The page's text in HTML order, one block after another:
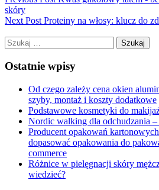
skóry
Next Post Proteiny na włosy: klucz do
Szukaj:
Ostatnie wpisy
Od czego zależy cena okien
szyby, montaż i koszty dodatkowe
Podstawowe kosmetyki do
Nordic walking dla odchudzania
Producent opakowań
dopasować opakowania do
commerce
Różnice w pielęgnacji skóry
wiedzieć?